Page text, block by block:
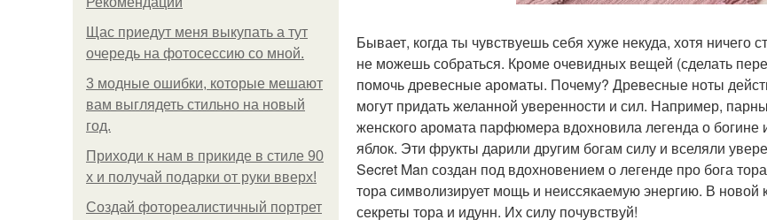
Щас приедут меня выкупать а тут
очередь на фотосессию со мной.
3 модные ошибки, которые мешают
вам выглядеть стильно на новый
год.
Приходи к нам в прикиде в стиле 90
х и получай подарки от руки вверх!
Создай фотореалистичный портрет
Бывает, когда ты чувствуешь себя хуже некуда, хотя
не можешь собраться. Кроме очевидных вещей (сделать
помочь древесные ароматы. Почему? Древесные ноты
могут придать желанной уверенности и сил. Например,
женского аромата парфюмера вдохновила легенда о
яблок. Эти фрукты дарили другим богам силу и вселяли
Secret Man создан под вдохновением о легенде про бога
тора символизирует мощь и неиссякаемую энергию. В
секреты тора и идунн. Их силу почувствуй!